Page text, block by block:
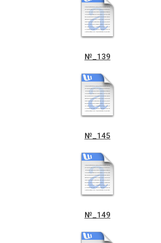
№_139
№_145
№_149